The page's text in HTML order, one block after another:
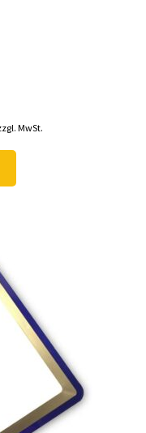
€.
MwSt.